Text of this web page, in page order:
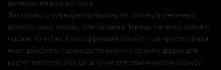
ідеально вбирає всі соки.
Для повного кулінарного відриву ми докинули пекінську
капусту, свіжу моркву, болгарський перець, червону цибулю,
часник та імбир. А наш фірмовий секрет – це хрусткі гриби
муер власного маринаду та жменька арахісу зверху для
крутої текстури. Все це діло ми заправили міксом із соусу